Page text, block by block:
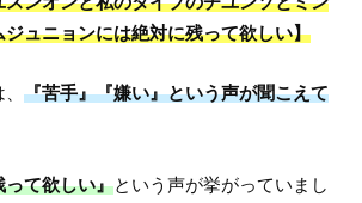
ュニョンには絶対に残って欲しい】
、『苦手』『嫌い』という声が聞こえて
って欲しい』という声が挙がっていまし